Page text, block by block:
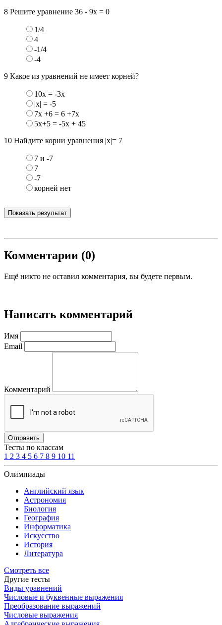
8 Решите уравнение 36 - 9х = 0
1/4
4
-1/4
-4
9 Какое из уравнений не имеет корней?
10х = -3х
|x| = -5
7х +6 = 6 +7х
5х+5 = -5х + 45
10 Найдите корни уравнения |x|= 7
7 и -7
7
-7
корней нет
Показать результат
Комментарии (0)
Ещё никто не оставил комментария, вы будете первым.
Написать комментарий
Имя
Email
Комментарий
Отправить
Тесты по классам
1 2 3 4 5 6 7 8 9 10 11
Олимпиады
Английский язык
Астрономия
Биология
География
Информатика
Искусство
История
Литература
Смотреть все
Другие тесты
Виды уравнений
Числовые и буквенные выражения
Преобразование выражений
Числовые выражения